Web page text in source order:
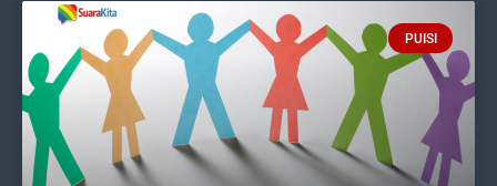
PUISI